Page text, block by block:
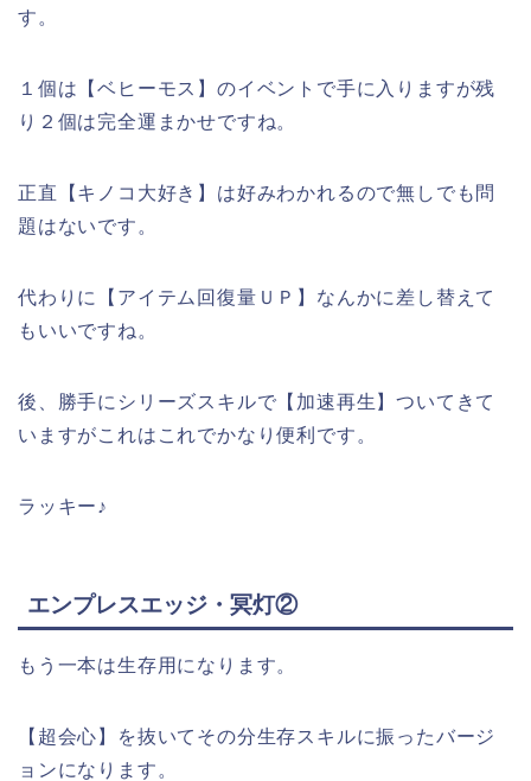
す。
１個は【ベヒーモス】のイベントで手に入りますが残
り２個は完全運まかせですね。
正直【キノコ大好き】は好みわかれるので無しでも問
題はないです。
代わりに【アイテム回復量ＵＰ】なんかに差し替えて
もいいですね。
後、勝手にシリーズスキルで【加速再生】ついてきて
いますがこれはこれでかなり便利です。
ラッキー♪
エンプレスエッジ・冥灯②
もう一本は生存用になります。
【超会心】を抜いてその分生存スキルに振ったバージ
ョンになります。